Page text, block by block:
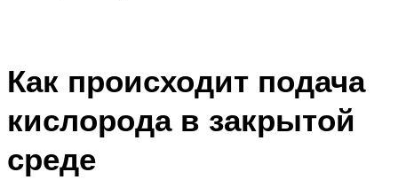
Как происходит подача
кислорода в закрытой
среде